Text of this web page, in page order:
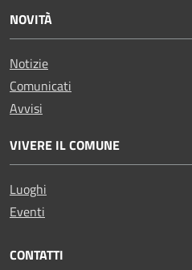
NOVITÀ
Notizie
Comunicati
Avvisi
VIVERE IL COMUNE
Luoghi
Eventi
CONTATTI